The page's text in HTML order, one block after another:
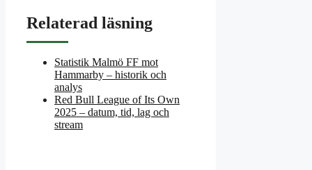
Relaterad läsning
Statistik Malmö FF mot
Hammarby – historik och
analys
Red Bull League of Its Own
2025 – datum, tid, lag och
stream